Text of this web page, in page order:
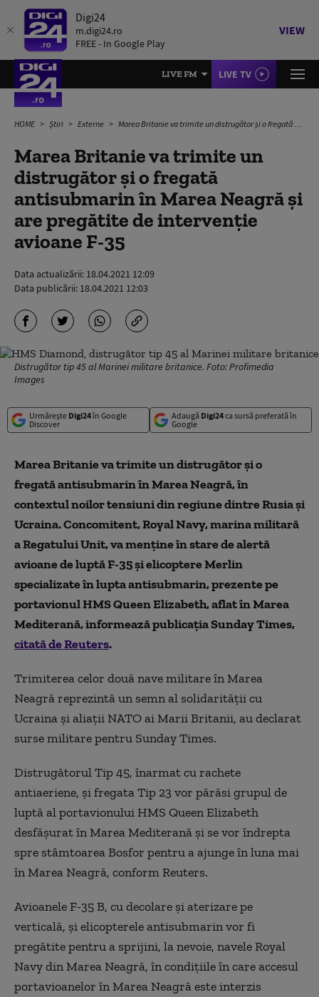
Digi24
m.digi24.ro
FREE - In Google Play
VIEW
LIVE FM LIVE TV
HOME Știri Externe Marea Britanie va trimite un distrugător şi o fregată antisubmarin în Marea Neagră şi are pregătite de intervenţie avioane F-35
Marea Britanie va trimite un
distrugător şi o fregată
antisubmarin în Marea Neagră şi
are pregătite de intervenţie
avioane F-35
Data actualizării: 18.04.2021 12:09
Data publicării: 18.04.2021 12:03
Distrugător tip 45 al Marinei militare britanice. Foto: Profimedia
Images
Urmărește Digi24în Google
Discover
Adaugă Digi24ca sursă preferată în
Google
Marea Britanie va trimite un distrugător şi o
fregată antisubmarin în Marea Neagră, în
contextul noilor tensiuni din regiune dintre Rusia şi
Ucraina. Concomitent, Royal Navy, marina militară
a Regatului Unit, va menţine în stare de alertă
avioane de luptă F-35 şi elicoptere Merlin
specializate în lupta antisubmarin, prezente pe
portavionul HMS Queen Elizabeth, aflat în Marea
Mediterană, informează publicaţia Sunday Times,
citată de Reuters.
Trimiterea celor două nave militare în Marea
Neagră reprezintă un semn al solidarităţii cu
Ucraina şi aliaţii NATO ai Marii Britanii, au declarat
surse militare pentru Sunday Times.
Distrugătorul Tip 45, înarmat cu rachete
antiaeriene, şi fregata Tip 23 vor părăsi grupul de
luptă al portavionului HMS Queen Elizabeth
desfăşurat în Marea Mediterană şi se vor îndrepta
spre stâmtoarea Bosfor pentru a ajunge în luna mai
în Marea Neagră, conform Reuters.
Avioanele F-35 B, cu decolare şi aterizare pe
verticală, şi elicopterele antisubmarin vor fi
pregătite pentru a sprijini, la nevoie, navele Royal
Navy din Marea Neagră, în condiţiile în care accesul
portavioanelor în Marea Neagră este interzis